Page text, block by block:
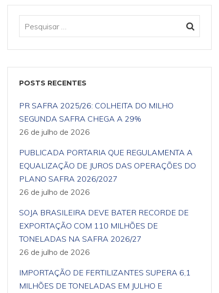
POSTS RECENTES
PR SAFRA 2025/26: COLHEITA DO MILHO
SEGUNDA SAFRA CHEGA A 29%
26 de julho de 2026
PUBLICADA PORTARIA QUE REGULAMENTA A
EQUALIZAÇÃO DE JUROS DAS OPERAÇÕES DO
PLANO SAFRA 2026/2027
26 de julho de 2026
SOJA BRASILEIRA DEVE BATER RECORDE DE
EXPORTAÇÃO COM 110 MILHÕES DE
TONELADAS NA SAFRA 2026/27
26 de julho de 2026
IMPORTAÇÃO DE FERTILIZANTES SUPERA 6,1
MILHÕES DE TONELADAS EM JULHO E